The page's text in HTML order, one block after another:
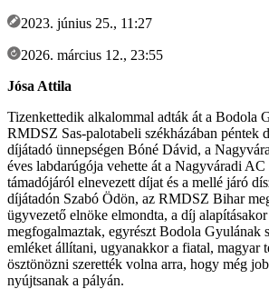
2023. június 25., 11:27
2026. március 12., 23:55
Jósa Attila
Tizenkettedik alkalommal adták át a Bodola
RMDSZ Sas-palotabeli székházában péntek
díjátadó ünnepségen Bóné Dávid, a
éves labdarúgója vehette át a Nagyváradi
támadójáról elnevezett díjat és a mellé járó
díjátadón Szabó Ödön, az RMDSZ Bihar
ügyvezető elnöke elmondta, a díj
megfogalmaztak, egyrészt Bodola Gyulának
emléket állítani, ugyanakkor a fiatal, magyar
ösztönözni szerették volna arra, hogy még
nyújtsanak a pályán.